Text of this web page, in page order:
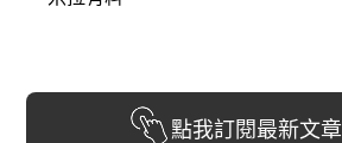
點我訂閱最新文章